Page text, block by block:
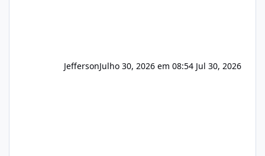
JeffersonJulho 30, 2026 em 08:54 Jul 30, 2026